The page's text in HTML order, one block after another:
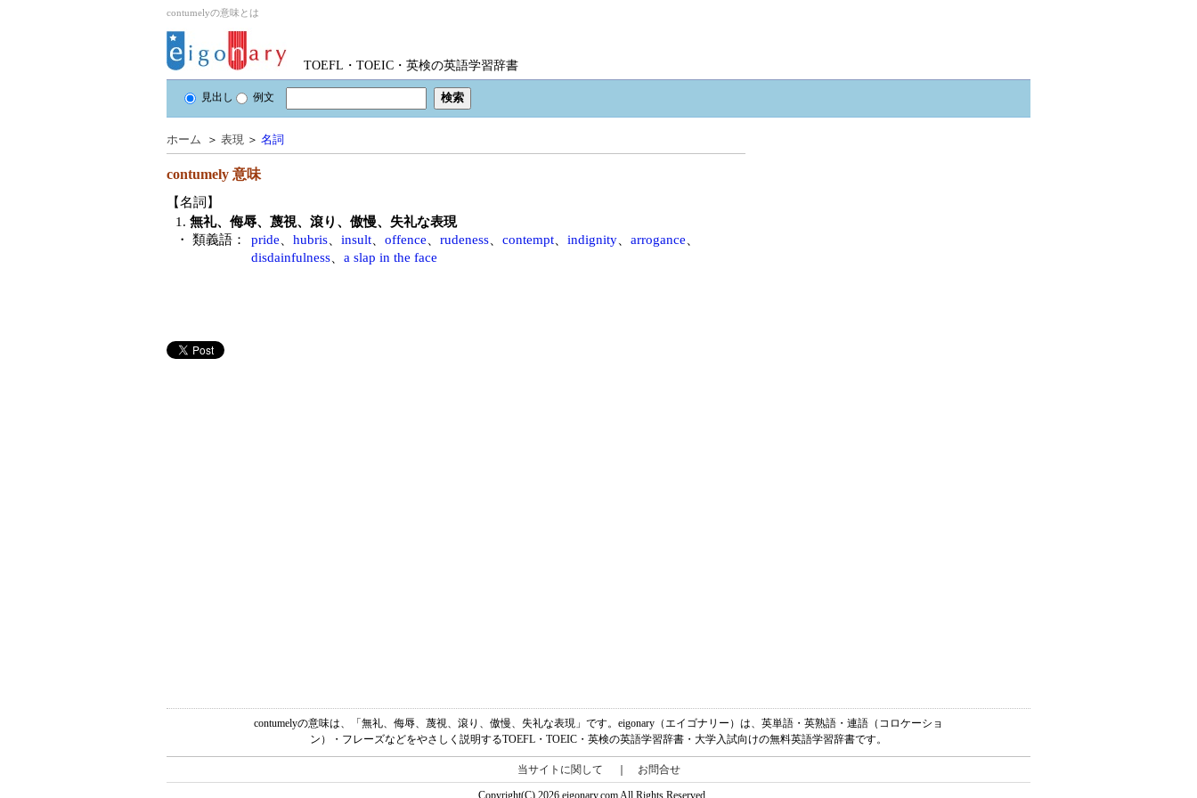
contumelyの意味とは
TOEFL・TOEIC・英検の英語学習辞書
見出し 例文
ホーム ＞ 表現 ＞ 名詞
contumely 意味
【名詞】
1. 無礼、侮辱、蔑視、滾り、傲慢、失礼な表現
・ 類義語：
pride hubris insult offence rudeness contempt indignity arrogance
disdainfulness
a slap in the face
contumelyの意味は、「無礼、侮辱、蔑視、滾り、傲慢、失礼な表現」です。eigonary（エイゴナリー）は、英単語・英熟語・連語（コロケーショ
ン）・フレーズなどをやさしく説明するTOEFL・TOEIC・英検の英語学習辞書・大学入試向けの無料英語学習辞書です。
当サイトに関して お問合せ
Copyright(C) 2026 eigonary.com All Rights Reserved.